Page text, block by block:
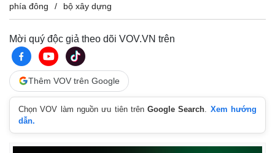
Kinh tế
Khởi nghiệp
Tiêu dùng
phía đông
bộ xây dựng
Mời quý độc giả theo dõi VOV.VN trên
Thêm VOV trên Google
Chọn VOV làm nguồn ưu tiên trênGoogle Search
Xem hướng
dẫn.